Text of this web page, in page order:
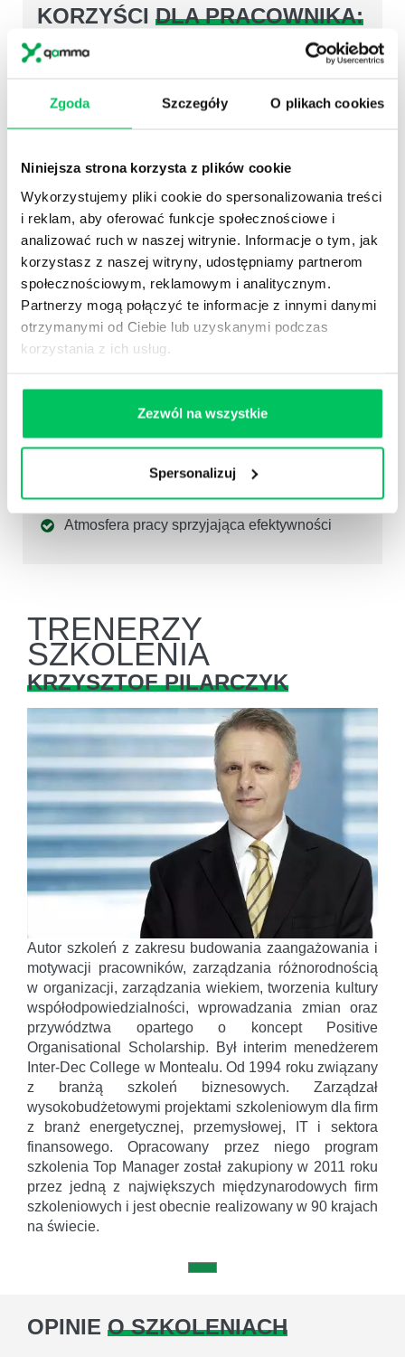
Zgoda Szczegóły O plikach cookies
Niniejsza strona korzysta z plików cookie
Wykorzystujemy pliki cookie do spersonalizowania treści
i reklam, aby oferować funkcje społecznościowe i
analizować ruch w naszej witrynie. Informacje o tym, jak
korzystasz z naszej witryny, udostępniamy partnerom
społecznościowym, reklamowym i analitycznym.
Partnerzy mogą połączyć te informacje z innymi danymi
otrzymanymi od Ciebie lub uzyskanymi podczas
korzystania z ich usług.
Zezwól na wszystkie
Spersonalizuj
KORZYŚCI DLA PRACOWNIKA:
Wyższa satysfakcja z wykonywanej pracy
Wyciąganie lekcji i wniosków z niepowodzeń
Szukanie inspiracji płynącej z niepowodzenia
Uzyskanie sprężystości potrzebnej do radzenia
sobie z niepowodzeniami i szybki powrót do
gry.
Wykorzystanie zdobytych umiejętności w życiu
pozazawodowym
KORZYŚCI WSPÓLNE:
Efektywny przepływ wiedzy (uczenie
poziomie firmy (zwycięska firma), zespołów
(zwycięski zespół)
Atmosfera pracy sprzyjająca efektywności
TRENERZY
SZKOLENIA
KRZYSZTOF PILARCZYK
Autor szkoleń z zakresu budowania zaangażowania i
motywacji pracowników, zarządzania różnorodnością
w organizacji, zarządzania wiekiem, tworzenia kultury
współodpowiedzialności, wprowadzania zmian oraz
przywództwa opartego o koncept Positive
Organisational Scholarship. Był interim menedżerem
Inter-Dec College w Montealu. Od 1994 roku związany
z branżą szkoleń biznesowych. Zarządzał
wysokobudżetowymi projektami szkoleniowym dla firm
z branż energetycznej, przemysłowej, IT i sektora
finansowego. Opracowany przez niego program
szkolenia Top Manager został zakupiony w 2011 roku
przez jedną z największych międzynarodowych firm
szkoleniowych i jest obecnie realizowany w 90 krajach
na świecie.
OPINIE O SZKOLENIACH